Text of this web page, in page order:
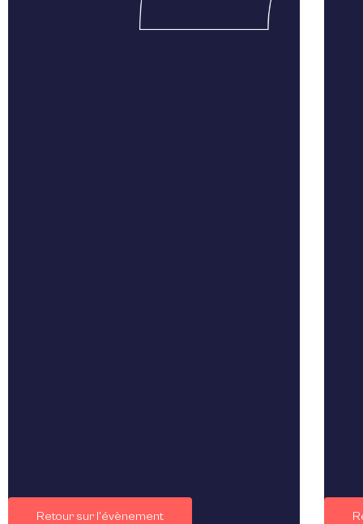
Retour sur l'évènement